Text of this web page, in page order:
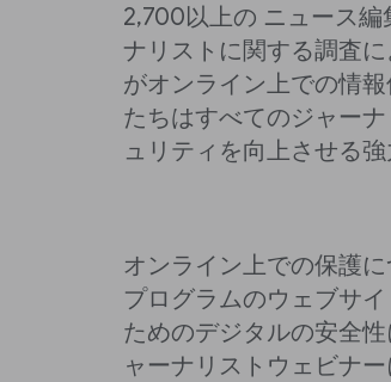
2,700以上の ニュース
ナリストに関する調査
がオンライン上での情
たちはすべてのジャー
ュリティを向上させる
オンライン上での保護
プログラムのウェブサ
ためのデジタルの安全
ャーナリストウェビナ